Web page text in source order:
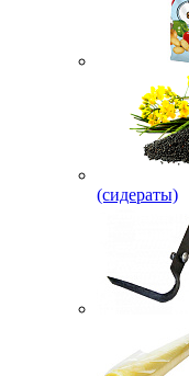
(сидераты)